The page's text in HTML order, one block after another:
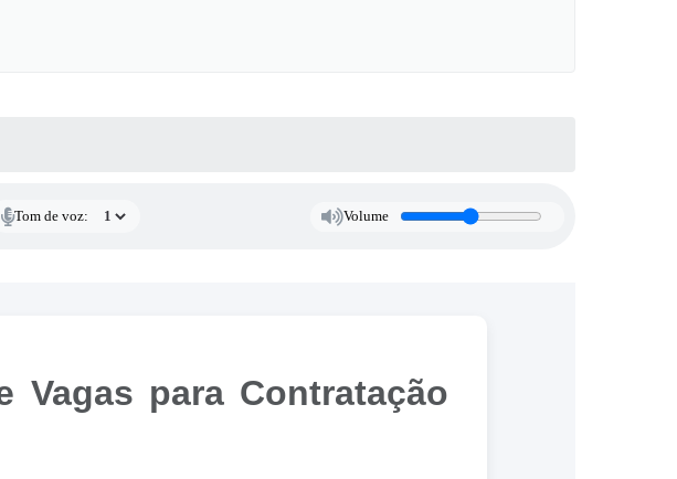
Tom de voz: Volume
Vagas para Contratação